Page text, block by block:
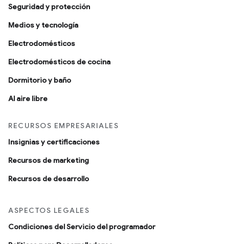
Seguridad y protección
Medios y tecnología
Electrodomésticos
Electrodomésticos de cocina
Dormitorio y baño
Al aire libre
RECURSOS EMPRESARIALES
Insignias y certificaciones
Recursos de marketing
Recursos de desarrollo
ASPECTOS LEGALES
Condiciones del Servicio del programador